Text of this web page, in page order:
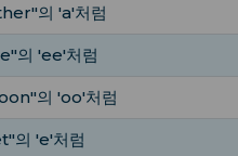
의 'a'처럼
의 'ee'처럼
의 'oo'처럼
의 'e'처럼